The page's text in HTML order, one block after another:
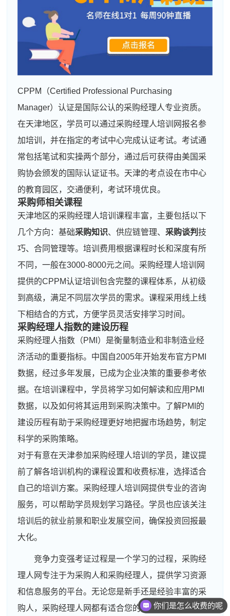
CPPM（Certified Professional Purchasing
Manager）认证是国际公认的采购经理人专业资质。
在天津地区，学员可以通过采购经理人培训网报名参
加培训，并在指定的考试中心完成认证考试。考试通
常包括笔试和实操两个部分，通过后可获得由美国采
购协会颁发的国际认证证书。天津的考点设在市中心
的教育园区，交通便利，考试环境优良。
采购师相关课程
天津地区的采购经理人培训课程丰富，主要包括以下
几个方向：基础采购知识、供应链管理、 采购谈判技
巧、合同管理等。培训费用根据课程时长和深度有所
不同，一般在3000-8000元之间。采购经理人培训网
提供的CPPM认证培训包含完整的课程体系，从初级
到高级，满足不同层次学员的需求。课程采用线上线
下相结合的方式，方便学员灵活安排学习时间。
采购经理人指数的建设历程
采购经理人指数（PMI）是衡量制造业和非制造业经
济活动的重要指标。中国自2005年开始发布官方PMI
数据，经过多年发展，已成为企业决策的重要参考依
据。在培训课程中，学员将学习如何解读和应用PMI
数据，以及如何将其运用到采购决策中。了解PMI的
建设历程有助于采购经理更好地把握市场趋势，制定
科学的采购策略。
对于有意在天津参加采购经理人培训的学员，建议提
前了解各培训机构的课程设置和收费标准，选择适合
自己的培训方案。采购经理人培训网提供专业的咨询
服务，可以帮助学员规划学习路径。学员也应该关注
培训后的就业前景和职业发展空间，确保投资回报最
大化。
竞争力变强考证过程是一个学习的过程，采购经
理人网专注于为采购人和采购经理人，提供学习资源
和信息服务的平台。无论您是新手还是经验丰富的采
购人，采购经理人网都有适合您的学习资源。采购管
周** 133****7069 2026-08-03
你们是怎么收费的呢